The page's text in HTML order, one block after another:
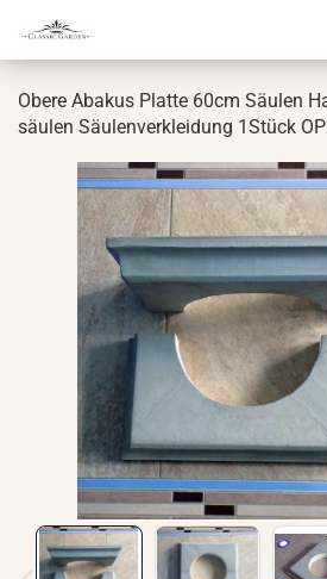
Obere Aba­kus Plat­te 60cm Säu­len
säu­len Säu­len­ver­klei­dung 1Stück